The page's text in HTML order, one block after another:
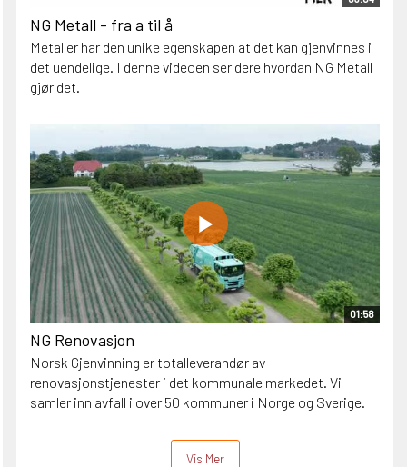
NG Metall - fra a til å
Metaller har den unike egenskapen at det kan gjenvinnes i
det uendelige. I denne videoen ser dere hvordan NG Metall
gjør det.
01:58
NG Renovasjon
Norsk Gjenvinning er totalleverandør av
renovasjonstjenester i det kommunale markedet. Vi
samler inn avfall i over 50 kommuner i Norge og Sverige.
Vis Mer